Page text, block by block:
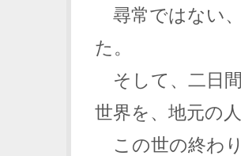
尋常ではない
た。
そして、二日
世界を、地元の
この世の終わ